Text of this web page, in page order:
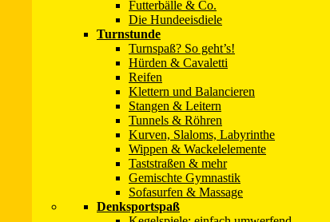
Futterbälle & Co.
Die Hundeeisdiele
Turnstunde
Turnspaß? So geht’s!
Hürden & Cavaletti
Reifen
Klettern und Balancieren
Stangen & Leitern
Tunnels & Röhren
Kurven, Slaloms, Labyrinthe
Wippen & Wackelelemente
Taststraßen & mehr
Gemischte Gymnastik
Sofasurfen & Massage
Denksportspaß
Beschäftigungsideen – Spaß im Hunde-Alltag
Christina Sondermann, Cadmos Verlag, 128 Seiten, 19,95 €
mehr als 100 einfach umzusetzende Spielideen für
mit mehr als 50.000 verkauften Exemplaren unser
2005 erstmalig erschienen, im Jahr 2014 komplett neu
„Das große Spielebuch für Hunde“ ist ganz normal über
werden, das Inhaltsverzeichnis durchstöbern und ein paar
Zum Buch im SPASS-MIT-HUND-SHOP